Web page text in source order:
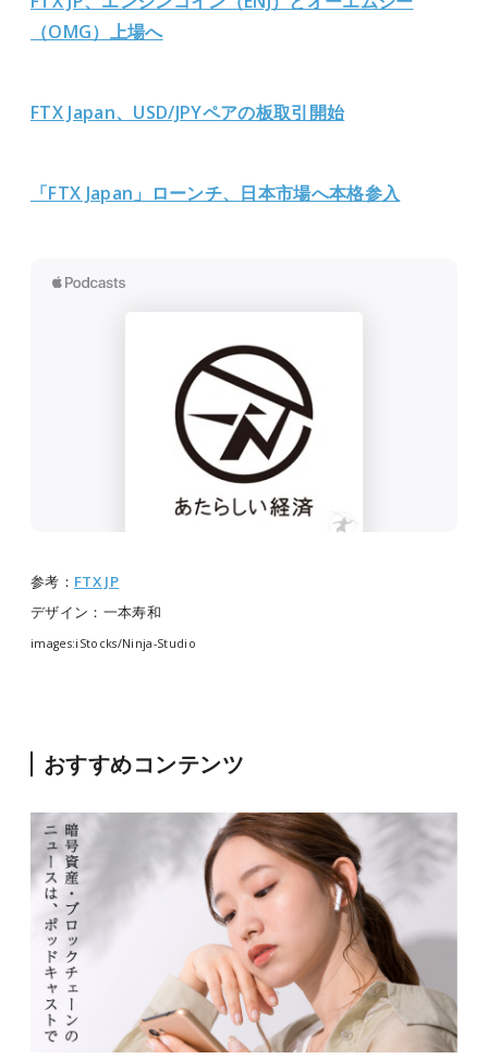
（OMG）上場へ
FTX Japan、USD/JPYペアの板取引開始
「FTX Japan」ローンチ、 日本市場へ本格参入
参考： FTX JP
デザイン：一本寿和
images:iStocks/Ninja-Studio
おすすめコンテンツ